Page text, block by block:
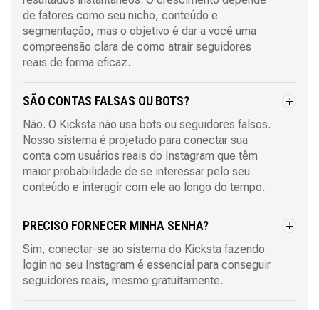
de fatores como seu nicho, conteúdo e
segmentação, mas o objetivo é dar a você uma
compreensão clara de como atrair seguidores
reais de forma eficaz.
SÃO CONTAS FALSAS OU BOTS?
Não. O Kicksta não usa bots ou seguidores falsos.
Nosso sistema é projetado para conectar sua
conta com usuários reais do Instagram que têm
maior probabilidade de se interessar pelo seu
conteúdo e interagir com ele ao longo do tempo.
PRECISO FORNECER MINHA SENHA?
Sim, conectar-se ao sistema do Kicksta fazendo
login no seu Instagram é essencial para conseguir
seguidores reais, mesmo gratuitamente.